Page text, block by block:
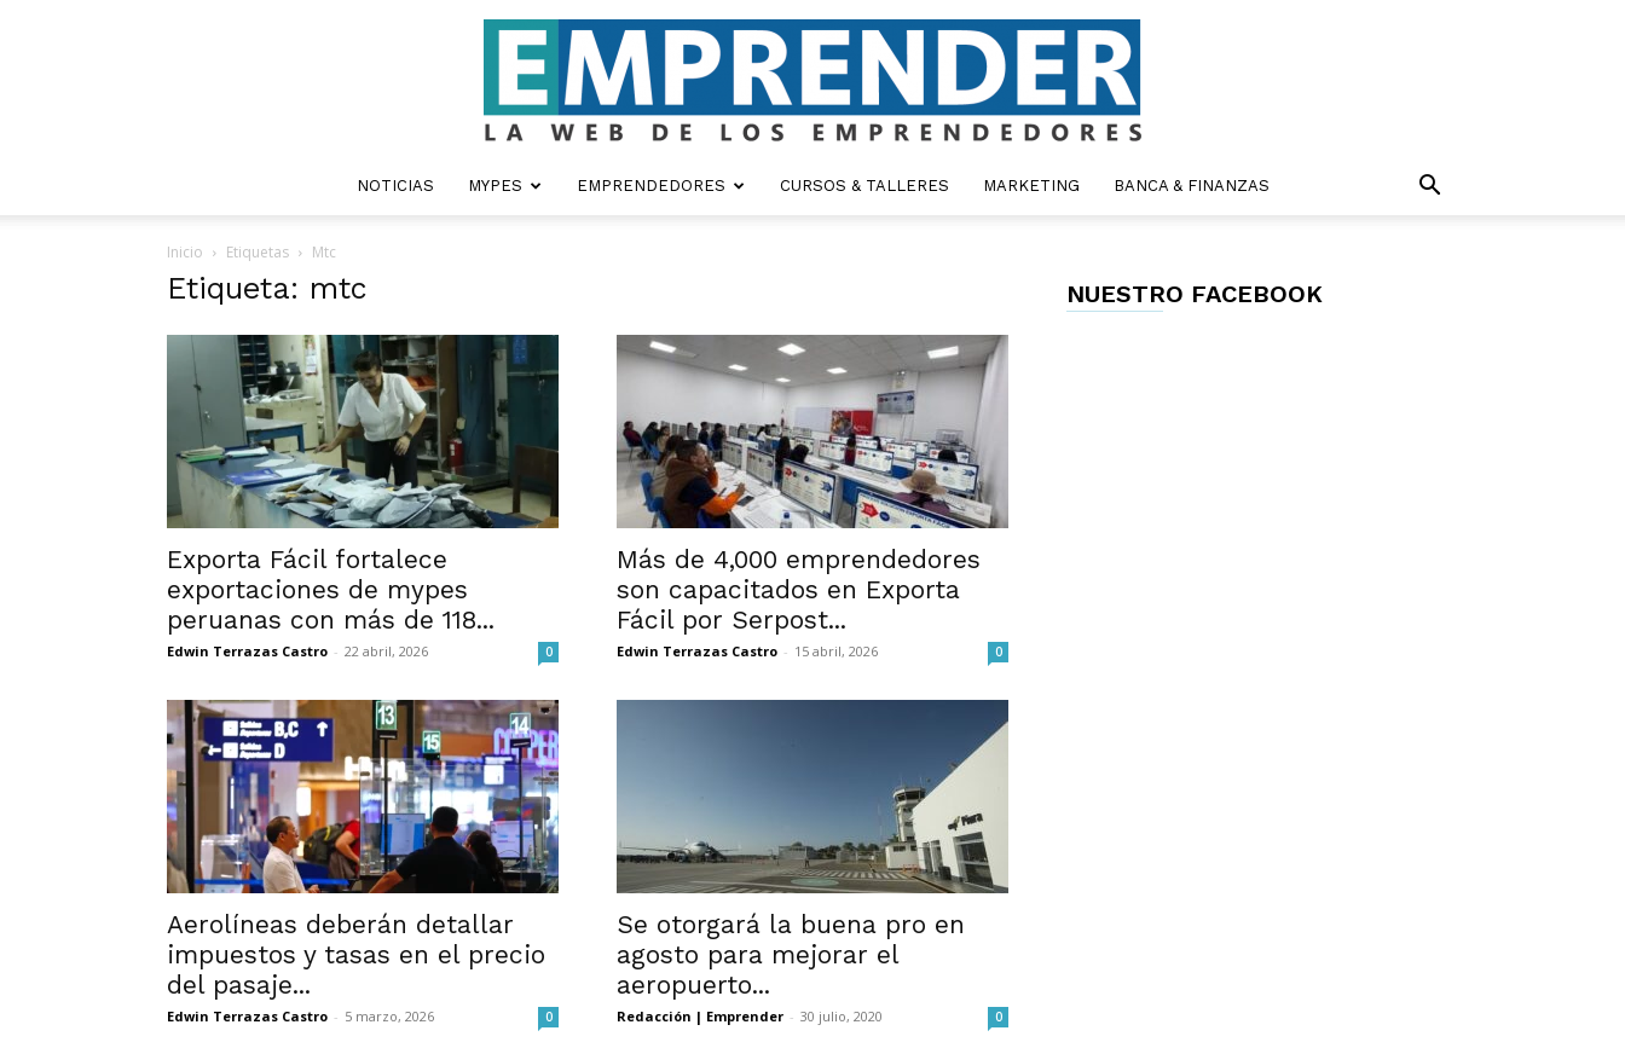
NOTICIAS MYPES EMPRENDEDORES CURSOS & TALLERES MARKETING BANCA & FINANZAS
Inicio Etiquetas Mtc
Etiqueta: mtc
Exporta Fácil fortalece
exportaciones de mypes
peruanas con más de 118...
Edwin Terrazas Castro - 22 abril, 2026 0
Más de 4,000 emprendedores
son capacitados en Exporta
Fácil por Serpost...
Edwin Terrazas Castro - 15 abril, 2026 0
Aerolíneas deberán detallar
impuestos y tasas en el precio
del pasaje...
Edwin Terrazas Castro - 5 marzo, 2026 0
Se otorgará la buena pro en
agosto para mejorar el
aeropuerto...
Redacción | Emprender - 30 julio, 2020 0
NUESTRO FACEBOOK